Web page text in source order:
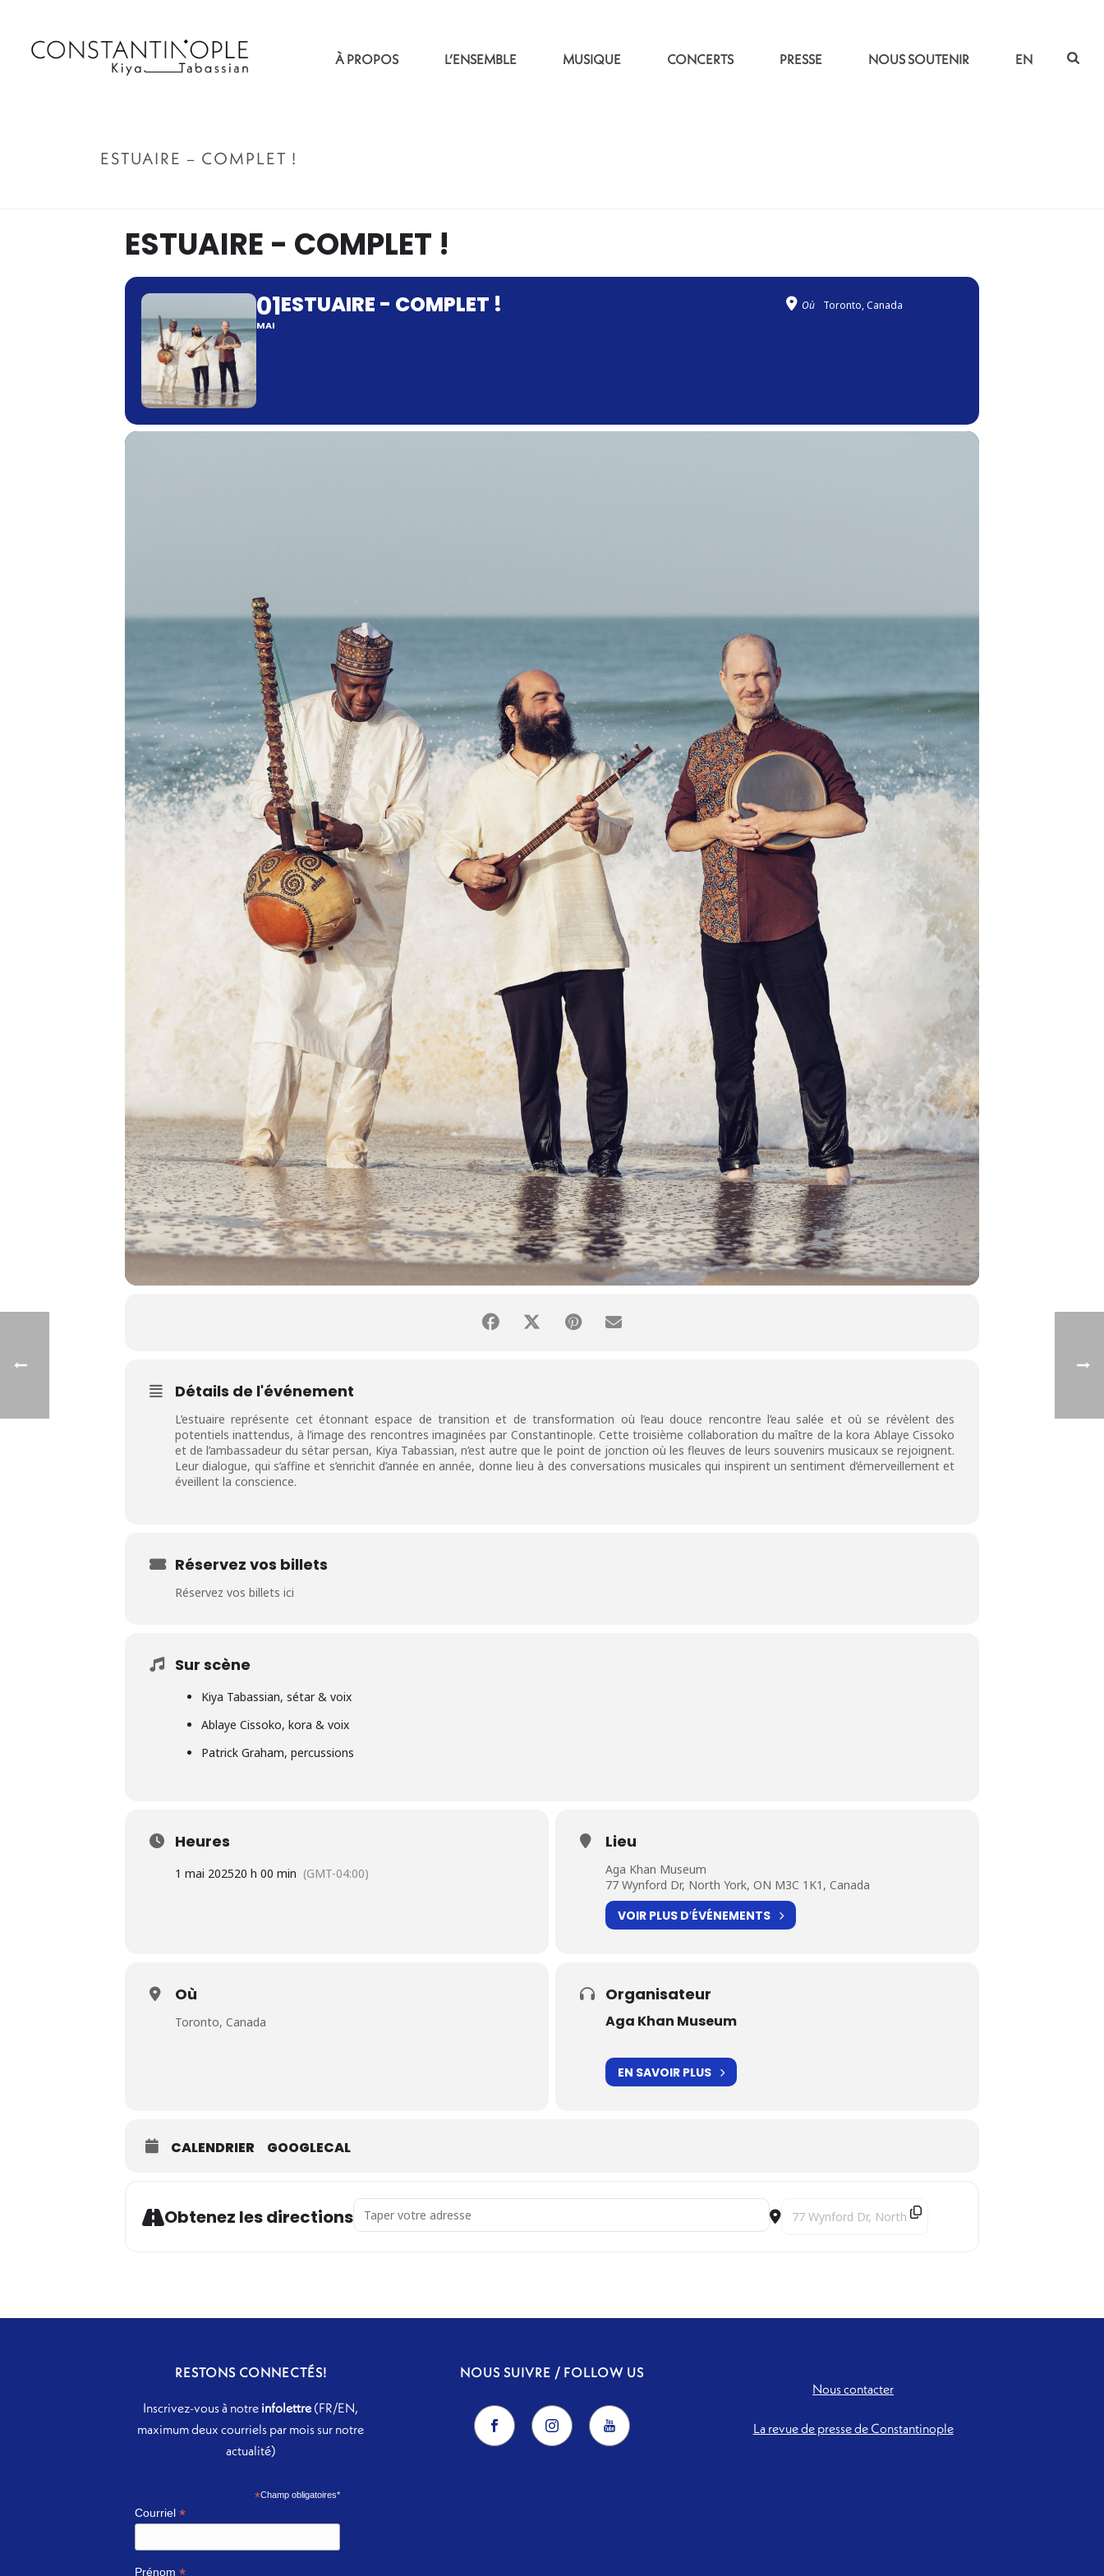
À PROPOS L’ENSEMBLE MUSIQUE CONCERTS PRESSE NOUS SOUTENIR EN
ESTUAIRE – COMPLET !
ESTUAIRE - COMPLET !
01
MAI
ESTUAIRE - COMPLET ! Où Toronto, Canada
Détails de l'événement
L’estuaire représente cet étonnant espace de transition et de transformation où l’eau douce rencontre l’eau salée et où se révèlent des
potentiels inattendus, à l’image des rencontres imaginées par Constantinople. Cette troisième collaboration du maître de la kora Ablaye Cissoko
et de l’ambassadeur du sétar persan, Kiya Tabassian, n’est autre que le point de jonction où les fleuves de leurs souvenirs musicaux se rejoignent.
Leur dialogue, qui s’affine et s’enrichit d’année en année, donne lieu à des conversations musicales qui inspirent un sentiment d’émerveillement et
éveillent la conscience.
Réservez vos billets
Réservez vos billets ici
Sur scène
Kiya Tabassian, sétar & voix
Ablaye Cissoko, kora & voix
Patrick Graham, percussions
Heures
1 mai 202520 h 00 min (GMT-04:00)
Lieu
Aga Khan Museum
77 Wynford Dr, North York, ON M3C 1K1, Canada
VOIR PLUS D′ÉVÉNEMENTS
Où
Toronto, Canada
Organisateur
Aga Khan Museum
EN SAVOIR PLUS
CALENDRIER GOOGLECAL
Obtenez les directions Address - Estuaire - COMPLET ! [bHyPTNKIe] Destination Address - Estuaire - COMPLET ! [Wg6EwMRvj]
RESTONS CONNECTÉS!
Inscrivez-vous à notre infolettre(FR/EN,
maximum deux courriels par mois sur notre
actualité)
*Champ obligatoires*
Courriel *
Prénom
NOUS SUIVRE / FOLLOW US
Nous contacter
La revue de presse de Constantinople